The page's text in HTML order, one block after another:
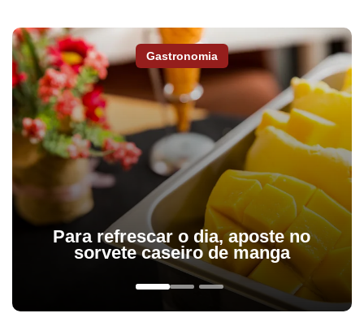
Gastronomia
Para refrescar o dia, aposte no
sorvete caseiro de manga